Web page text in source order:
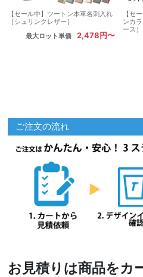
【セール中】ツートン本革名刺入れ
［シュリンクレザー］
最大ロット単価
2,478円〜
【セ
ンカ
ース）
ご注文の流れ
お見積りは商品をカ